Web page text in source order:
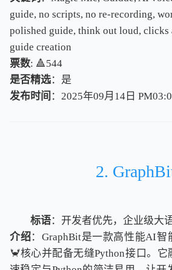
guide, no scripts, no re-recording,
polished guide, think out loud, clicks
guide creation
票数: 🔺544
是否精选：是
发布时间 ：2025年09月14日
2.
标语：开发者优先，企业级大
介绍：GraphBit是一款高性能AI智
🦀核心并配备无缝Python接口。它